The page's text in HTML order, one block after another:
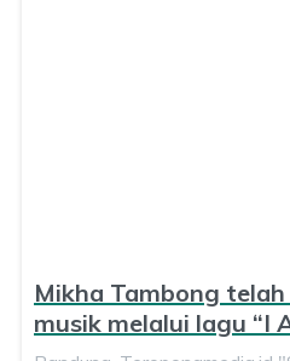
Mikha Tambong
musik melalui lagu “I